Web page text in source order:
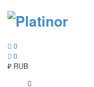
0
0
₽ RUB